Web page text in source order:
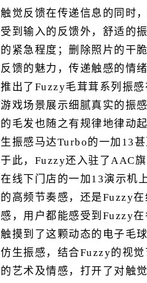
触觉反馈在传递信息的同时
受到输入的反馈外，舒适的
的紧急程度；删除照片的干
反馈的魅力，传递触感的情
推出了Fuzzy毛茸茸系列振
游戏场景展示细腻真实的振
的毛发也随之有规律地律动
生振感马达Turbo的一加13
于此，Fuzzy还入驻了AAC
在线下门店的一加13演示机
的高频节奏感，还是Fuzzy
感，用户都能感受到Fuzzy
触摸到了这颗动态的电子毛
仿生振感，结合Fuzzy的视
的艺术及情感，打开了对触